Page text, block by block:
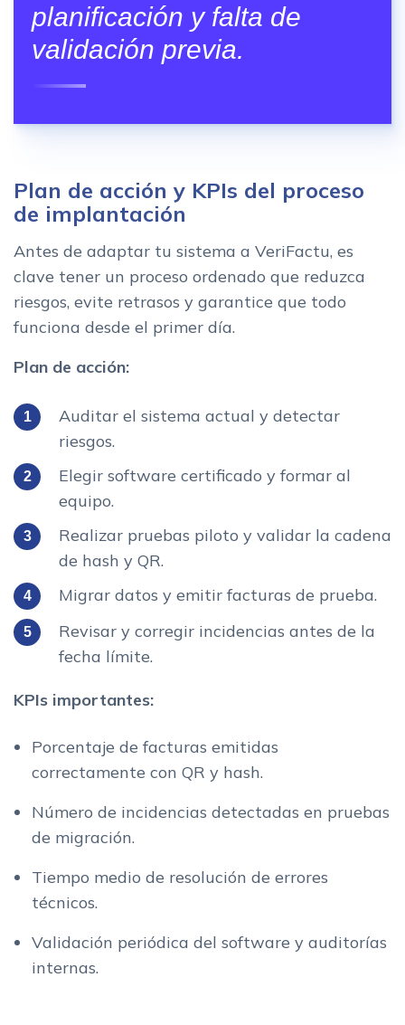
planificación y falta de
validación previa.
Plan de acción y KPIs del proceso
de implantación
Antes de adaptar tu sistema a VeriFactu, es
clave tener un proceso ordenado que reduzca
riesgos, evite retrasos y garantice que todo
funciona desde el primer día.
Plan de acción:
Auditar el sistema actual y detectar
riesgos.
Elegir software certificado y formar al
equipo.
Realizar pruebas piloto y validar la cadena
de hash y QR.
Migrar datos y emitir facturas de prueba.
Revisar y corregir incidencias antes de la
fecha límite.
KPIs importantes:
Porcentaje de facturas emitidas
correctamente con QR y hash.
Número de incidencias detectadas en pruebas
de migración.
Tiempo medio de resolución de errores
técnicos.
Validación periódica del software y auditorías
internas.